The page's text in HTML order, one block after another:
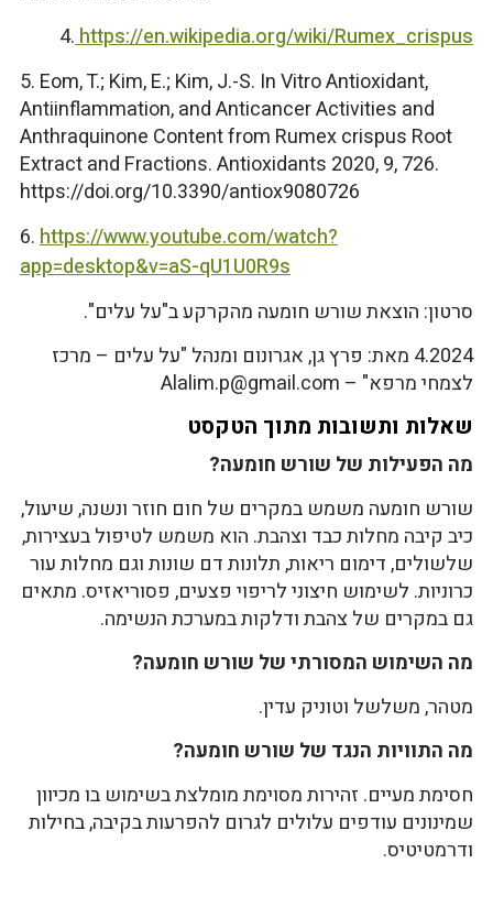
4.https://en.wikipedia.org/wiki/Rumex_crispus
5. Eom, T.; Kim, E.; Kim, J.-S. In Vitro Antioxidant,
Antiinflammation, and Anticancer Activities and
Anthraquinone Content from Rumex crispus Root
Extract and Fractions. Antioxidants 2020, 9, 726.
https://doi.org/10.3390/antiox9080726
6.https://www.youtube.com/watch?
app=desktop&v=aS-qU1U0R9s
סרטון: הוצאת שורש חומעה מהקרקע ב"על עלים".
4.2024 מאת: פרץ גן, אגרונום ומנהל "על עלים – מרכז
לצמחי מרפא" – Alalim.p@gmail.com
שאלות ותשובות מתוך הטקסט
מה הפעילות של שורש חומעה?
שורש חומעה משמש במקרים של חום חוזר ונשנה, שיעול,
כיב קיבה מחלות כבד וצהבת. הוא משמש לטיפול בעצירות,
שלשולים, דימום ריאות, תלונות דם שונות וגם מחלות עור
כרוניות. לשימוש חיצוני לריפוי פצעים, פסוריאזיס. מתאים
גם במקרים של צהבת ודלקות במערכת הנשימה.
מה השימוש המסורתי של שורש חומעה?
מטהר, משלשל וטוניק עדין.
מה התוויות הנגד של שורש חומעה?
חסימת מעיים. זהירות מסוימת מומלצת בשימוש בו מכיוון
שמינונים עודפים עלולים לגרום להפרעות בקיבה, בחילות
ודרמטיטיס.